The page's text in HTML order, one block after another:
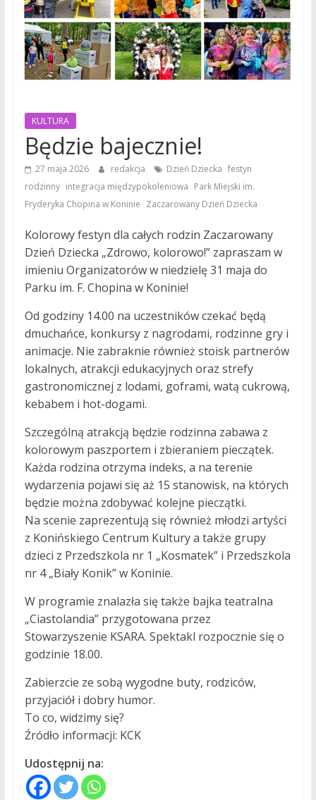
KULTURA
Będzie bajecznie!
27 maja 2026 redakcja Dzień Dziecka festyn
rodzinny, integracja międzypokoleniowa Park Miejski im.
Fryderyka Chopina w Koninie Zaczarowany Dzień Dziecka
Kolorowy festyn dla całych rodzin Zaczarowany
Dzień Dziecka „Zdrowo, kolorowo!” zapraszam w
imieniu Organizatorów w niedzielę 31 maja do
Parku im. F. Chopina w Koninie!
Od godziny 14.00 na uczestników czekać będą
dmuchańce, konkursy z nagrodami, rodzinne gry i
animacje. Nie zabraknie również stoisk partnerów
lokalnych, atrakcji edukacyjnych oraz strefy
gastronomicznej z lodami, goframi, watą cukrową,
kebabem i hot-dogami.
Szczególną atrakcją będzie rodzinna zabawa z
kolorowym paszportem i zbieraniem pieczątek.
Każda rodzina otrzyma indeks, a na terenie
wydarzenia pojawi się aż 15 stanowisk, na których
będzie można zdobywać kolejne pieczątki.
Na scenie zaprezentują się również młodzi artyści
z Konińskiego Centrum Kultury a także grupy
dzieci z Przedszkola nr 1 „Kosmatek” i Przedszkola
nr 4 „Biały Konik” w Koninie.
W programie znalazła się także bajka teatralna
„Ciastolandia” przygotowana przez
Stowarzyszenie KSARA. Spektakl rozpocznie się o
godzinie 18.00.
Zabierzcie ze sobą wygodne buty, rodziców,
przyjaciół i dobry humor.
To co, widzimy się?
Źródło informacji: KCK
Udostępnij na: